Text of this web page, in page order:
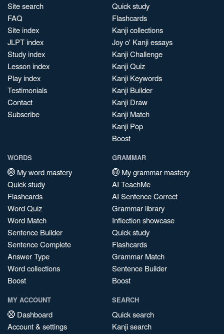
Site search
FAQ
Site index
JLPT index
Study index
Lesson index
Play index
Testimonials
Contact
Subscribe
Quick study
Flashcards
Kanji collections
Joy o' Kanji essays
Kanji Challenge
Kanji Quiz
Kanji Keywords
Kanji Builder
Kanji Draw
Kanji Match
Kanji Pop
Boost
WORDS
My word mastery
Quick study
Flashcards
Word Quiz
Word Match
Sentence Builder
Sentence Complete
Answer Type
Word collections
Boost
GRAMMAR
My grammar mastery
AI TeachMe
AI Sentence Correct
Grammar library
Inflection showcase
Quick study
Flashcards
Grammar Match
Sentence Builder
Boost
MY ACCOUNT
Dashboard
Account & settings
SEARCH
Quick search
Kanji search